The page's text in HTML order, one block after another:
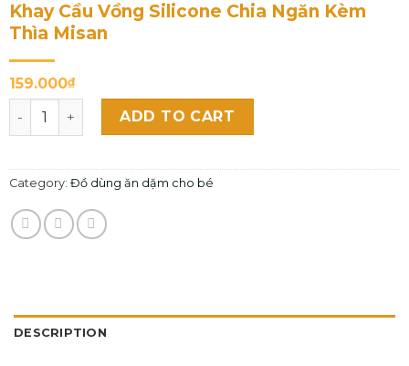
Khay Cầu Vồng Silicone Chia Ngăn Kèm
Thìa Misan
159.000₫
Khay Cầu Vồng Silicone Chia Ngăn Kèm Thìa Misan
ADD TO CART
Category: Đồ dùng ăn dặm cho bé
DESCRIPTION